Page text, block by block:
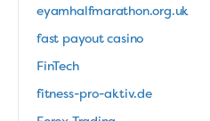
eyamhalfmarathon.org.uk
fast payout casino
FinTech
fitness-pro-aktiv.de